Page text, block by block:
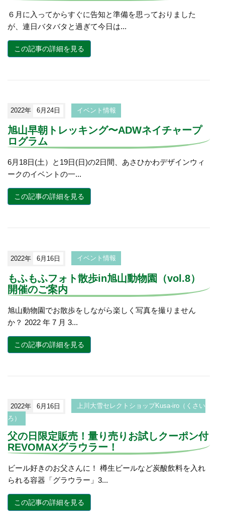
６月に入ってからすぐに告知と準備を思っておりました
が、連日バタバタと過ぎて今日は...
この記事の詳細を見る
2022年 6月24日 イベント情報
旭山早朝トレッキング〜ADWネイチャープ
ログラム
6月18日(土）と19日(日)の2日間、あさひかわデザインウィ
ークのイベントの一...
この記事の詳細を見る
2022年 6月16日 イベント情報
もふもふフォト散歩in旭山動物園（vol.8）
開催のご案内
旭山動物園でお散歩をしながら楽しく写真を撮りません
か？ 2022 年 7 月 3...
この記事の詳細を見る
2022年 6月16日
上川大雪セレクトショップKusa-iro（くさい
ろ）
父の日限定販売！量り売りお試しクーポン付
REVOMAXグラウラー！
ビール好きのお父さんに！ 樽生ビールなど炭酸飲料を入れ
られる容器「グラウラー」3...
この記事の詳細を見る